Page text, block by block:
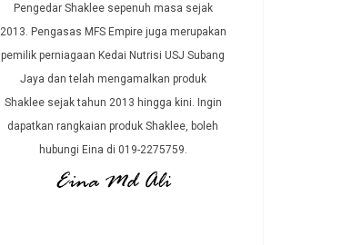
Pengedar Shaklee sepenuh masa sejak
2013. Pengasas MFS Empire juga merupakan
pemilik perniagaan Kedai Nutrisi USJ Subang
Jaya dan telah mengamalkan produk
Shaklee sejak tahun 2013 hingga kini. Ingin
dapatkan rangkaian produk Shaklee, boleh
hubungi Eina di 019-2275759.